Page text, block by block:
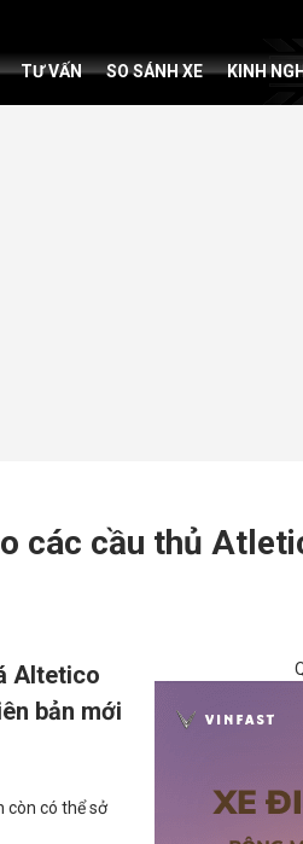
TƯ VẤN SO SÁNH XE KINH
các cầu thủ
Altetico
bản mới
còn có thể sở